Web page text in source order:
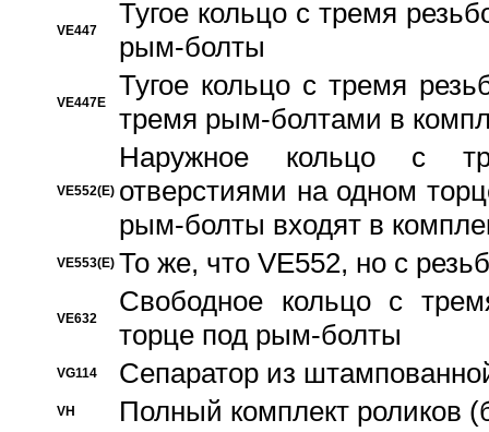
VE447
Тугое кольцо с тремя
рым-болты
VE447E
Тугое кольцо с тремя
тремя рым-болтами в
VE552(E)
Наружное кольцо с
отверстиями на одном
рым-болты входят в
VE553(E) То же, что VE552, но с
VE632
Свободное кольцо с
торце под рым-болты
VG114 Сепаратор из
VH Полный комплект роликов